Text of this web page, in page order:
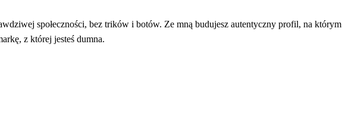
społeczności, bez trików i botów. Ze mną budujesz autentyczny profil, na którym
z której jesteś dumna.